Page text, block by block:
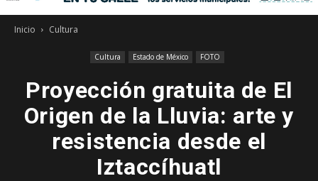
Libre
Inicio Cultura
Cultura Estado de México FOTO
Proyección gratuita de El
Origen de la Lluvia: arte y
resistencia desde el
Iztaccíhuatl